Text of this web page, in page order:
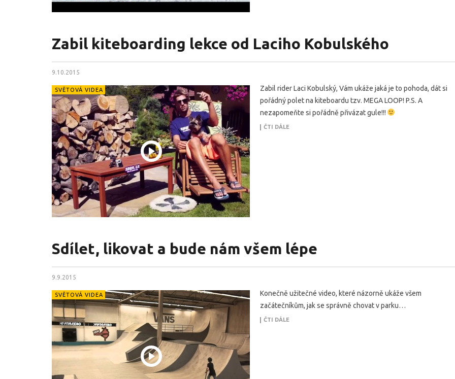
Zabil kiteboarding lekce od Laciho Kobulského
9.10.2015
SVĚTOVÁ VIDEA
Zabil rider Laci Kobulský, Vám ukáže jaká je to pohoda, dát si
pořádný polet na kiteboardu tzv. MEGA LOOP! P.S. A
nezapomeňte si pořádně přivázat gule!!!
ČTI DÁLE
Sdílet, likovat a bude nám všem lépe
9.9.2015
SVĚTOVÁ VIDEA
Konečně užitečné video, které názorně ukáže všem
začátečníkům, jak se správně chovat v parku…
ČTI DÁLE